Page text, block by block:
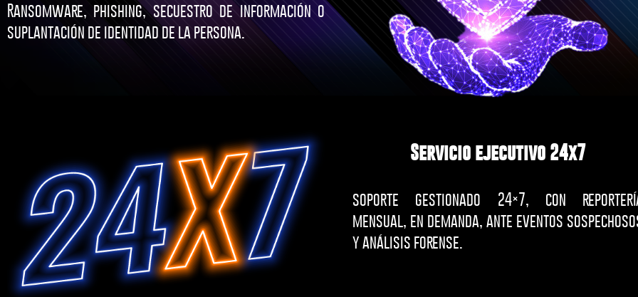
Ransomware, phishing, secuestro de información o
suplantación de identidad de la persona.
Servicio ejecutivo 24x7
soporte gestionado 24×7, con
mensual, en demanda, ante eventos
y análisis forense.